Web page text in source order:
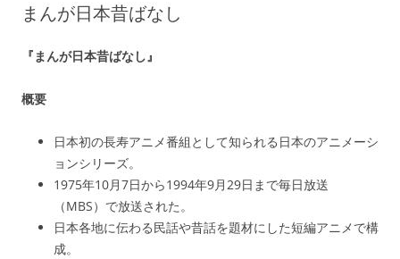
まんが日本昔ばなし
『まんが日本昔ばなし』
概要
日本初の長寿アニメ番組として知られる日本のアニメーシ
ョンシリーズ。
1975年10月7日から1994年9月29日まで毎日放送
（MBS）で放送された。
日本各地に伝わる民話や昔話を題材にした短編アニメで構
成。